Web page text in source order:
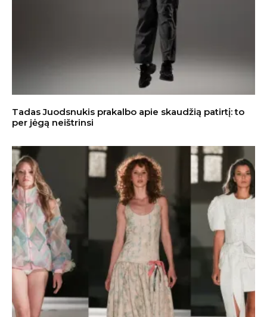
Tadas Juodsnukis prakalbo apie skaudžią patirtį: to
per jėgą neištrinsi